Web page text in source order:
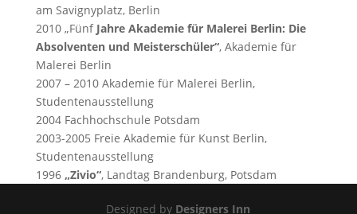
am Savignyplatz, Berlin
2010 „FünfJahre Akademie für Malerei Berlin: Die
Absolventen und Meisterschüler“, Akademie für
Malerei Berlin
2007 – 2010 Akademie für Malerei Berlin,
Studentenausstellung
2004 Fachhochschule Potsdam
2003-2005 Freie Akademie für Kunst Berlin,
Studentenausstellung
1996 „Zivio“, Landtag Brandenburg, Potsdam
Designed by Designers Inn